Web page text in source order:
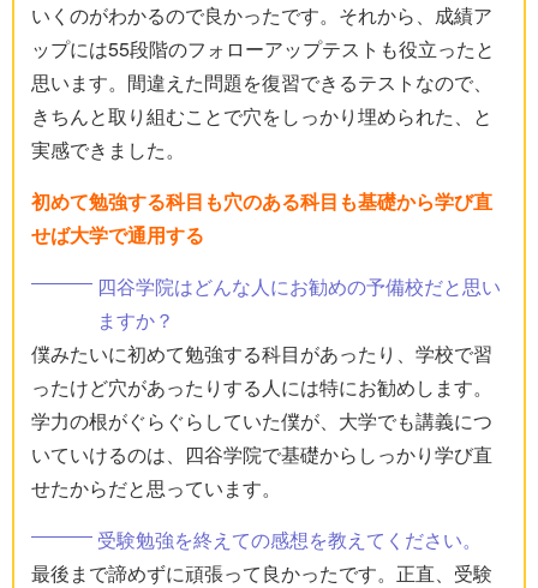
いくのがわかるので良かったです。それから、成績ア
ップには55段階のフォローアップテストも役立ったと
思います。間違えた問題を復習できるテストなので、
きちんと取り組むことで穴をしっかり埋められた、と
実感できました。
初めて勉強する科目も穴のある科目も基礎から学び直
せば大学で通用する
四谷学院はどんな人にお勧めの予備校だと思い
ますか？
僕みたいに初めて勉強する科目があったり、学校で習
ったけど穴があったりする人には特にお勧めします。
学力の根がぐらぐらしていた僕が、大学でも講義につ
いていけるのは、四谷学院で基礎からしっかり学び直
せたからだと思っています。
受験勉強を終えての感想を教えてください。
最後まで諦めずに頑張って良かったです。正直、受験